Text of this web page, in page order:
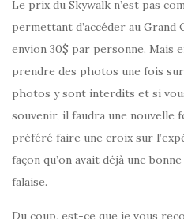
Le prix du Skywalk n’est pas
permettant d’accéder au
envion 30$ par personne. Mais
prendre des photos une fois
photos y sont interdits et si
souvenir, il faudra une nouvelle
préféré faire une croix sur
façon qu’on avait déjà une
falaise.
Du coup, est-ce que je vous